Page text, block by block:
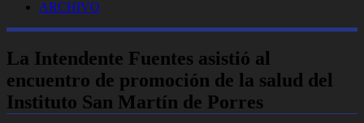
ARCHIVO
La Intendente Fuentes asistió al
encuentro de promoción de la salud del
Instituto San Martín de Porres